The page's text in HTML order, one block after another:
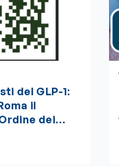
del GLP-1:
il
dei
aperte